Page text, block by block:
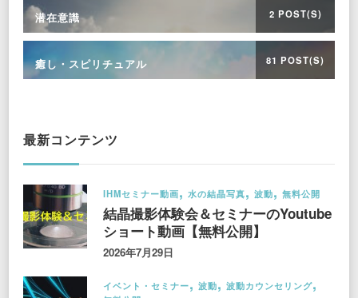
潜在意識 2 POST(S)
癒し・スピリチュアル 81 POST(S)
最新コンテンツ
IHMセミナー動画 水の結晶写真 波動 無料公開
結晶撮影体験会＆セミナーのYoutube
ショート動画【無料公開】
2026年7月29日
イベント・セミナー 波動
波動カウンセリング